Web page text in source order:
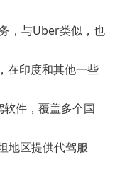
，与Uber类似，也
在印度和其他一些
软件，覆盖多个国
地区提供代驾服